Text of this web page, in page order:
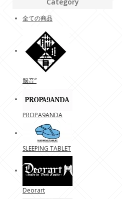
全ての商品
脳音”
PROPA9ANDA
SLEEPING TABLET
Deorart